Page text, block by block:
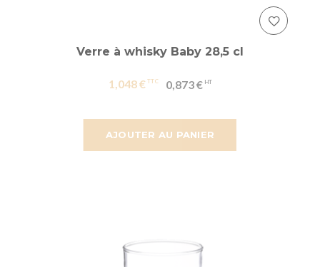
AJOUTER AU PANIER
Verre à whisky Baby 28,5 cl
1,048 € 0,873 €